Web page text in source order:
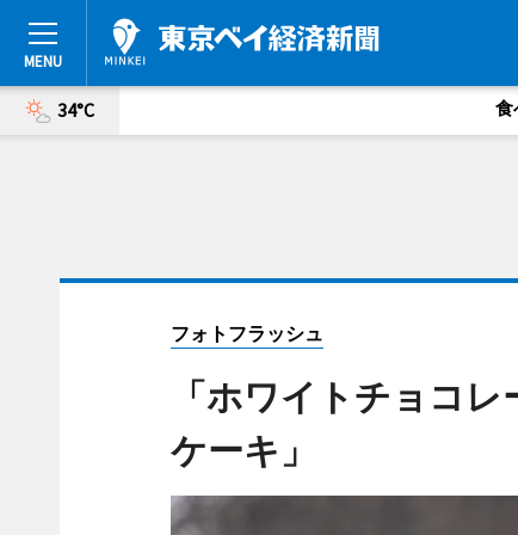
34°C 食
フォトフラッシュ
「ホワイトチョコ
ケーキ」